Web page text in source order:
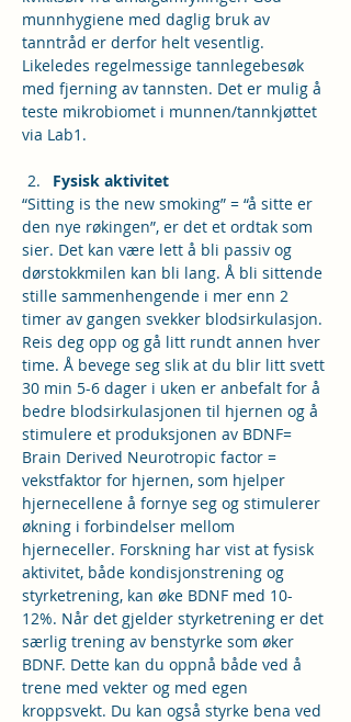
munnhygiene med daglig bruk av
tanntråd er derfor helt vesentlig.
Likeledes regelmessige tannlegebesøk
med fjerning av tannsten. Det er mulig å
teste mikrobiomet i munnen/tannkjøttet
via Lab1.
Fysisk aktivitet
“Sitting is the new smoking” = “å sitte er
den nye røkingen”, er det et ordtak som
sier. Det kan være lett å bli passiv og
dørstokkmilen kan bli lang. Å bli sittende
stille sammenhengende i mer enn 2
timer av gangen svekker blodsirkulasjon.
Reis deg opp og gå litt rundt annen hver
time. Å bevege seg slik at du blir litt svett
30 min 5-6 dager i uken er anbefalt for å
bedre blodsirkulasjonen til hjernen og å
stimulere et produksjonen av BDNF=
Brain Derived Neurotropic factor =
vekstfaktor for hjernen, som hjelper
hjernecellene å fornye seg og stimulerer
økning i forbindelser mellom
hjerneceller. Forskning har vist at fysisk
aktivitet, både kondisjonstrening og
styrketrening, kan øke BDNF med 10-
12%. Når det gjelder styrketrening er det
særlig trening av benstyrke som øker
BDNF. Dette kan du oppnå både ved å
trene med vekter og med egen
kroppsvekt. Du kan også styrke bena ved